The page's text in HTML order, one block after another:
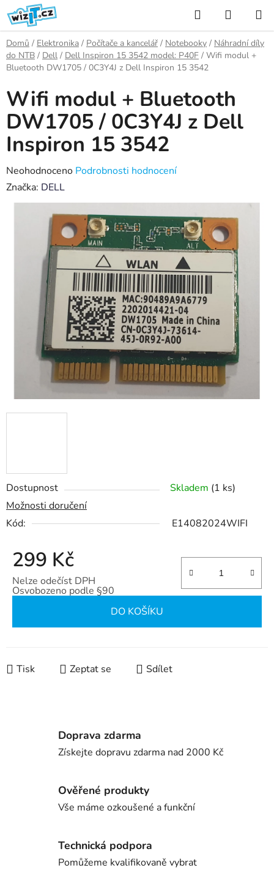
Přejít
na
obsah
Hledat
KOŠÍK
Domů / Elektronika / Počítače a kancelář / Notebooky / Náhradní díly
do NTB / Dell / Dell Inspiron 15 3542 model: P40F / Wifi modul +
Bluetooth DW1705 / 0C3Y4J z Dell Inspiron 15 3542
Dostupnost Skladem (1 ks)
Možnosti doručení
Kód:
E14082024WIFI
299 Kč
Nelze odečíst DPH
Osvobozeno podle §90
DO KOŠÍKU
Tisk Zeptat se Sdílet
Wifi modul + Bluetooth
DW1705 / 0C3Y4J z Dell
Inspiron 15 3542
Průměrné
hodnocení
produktu
hvězdiček.
Neohodnoceno Podrobnosti hodnocení
Značka: DELL
Doprava zdarma
Získejte dopravu zdarma nad 2000 Kč
Ověřené produkty
Vše máme ozkoušené a funkční
Technická podpora
Pomůžeme kvalifikovaně vybrat